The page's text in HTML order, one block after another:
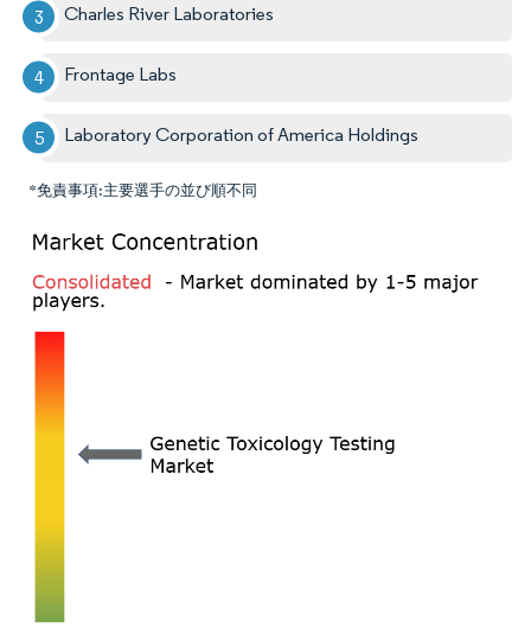
Charles River Laboratories
Frontage Labs
Laboratory Corporation of America Holdings
*免責事項:主要選手の並び順不同